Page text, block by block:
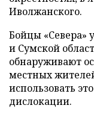
Иволжанского.
Бойцы «Севера»
и Сумской
обнаруживают
местных
использовать
дислокации.